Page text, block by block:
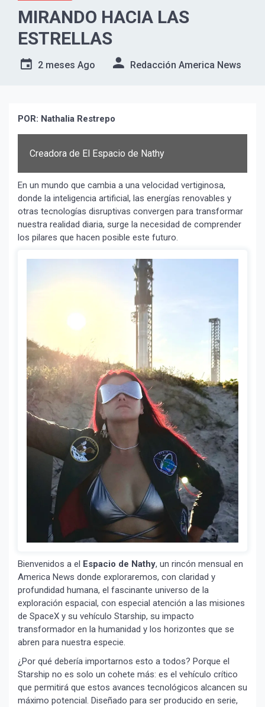
MIRANDO HACIA LAS
ESTRELLAS
2 meses Ago Redacción America News
POR: Nathalia Restrepo
Creadora de El Espacio de Nathy
En un mundo que cambia a una velocidad vertiginosa,
donde la inteligencia artificial, las energías renovables y
otras tecnologías disruptivas convergen para transformar
nuestra realidad diaria, surge la necesidad de comprender
los pilares que hacen posible este futuro.
Bienvenidos a el Espacio de Nathy, un rincón mensual en
America News donde exploraremos, con claridad y
profundidad humana, el fascinante universo de la
exploración espacial, con especial atención a las misiones
de SpaceX y su vehículo Starship, su impacto
transformador en la humanidad y los horizontes que se
abren para nuestra especie.
¿Por qué debería importarnos esto a todos? Porque el
Starship no es solo un cohete más: es el vehículo crítico
que permitirá que estos avances tecnológicos alcancen su
máximo potencial. Diseñado para ser producido en serie,